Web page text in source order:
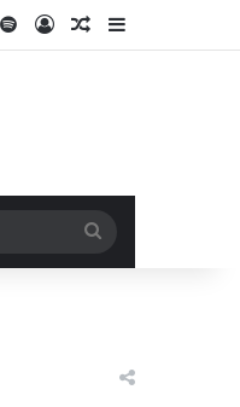
SpotifyLog InRandom Article
Sidebar